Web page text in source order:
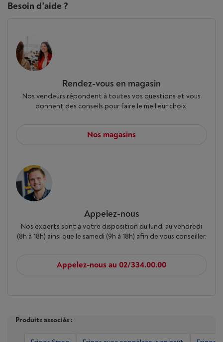
Besoin d'aide ?
Rendez-vous en magasin
Nos vendeurs répondent à toutes vos questions et vous
donnent des conseils pour faire le meilleur choix.
Nos magasins
Appelez-nous
Nos experts sont à votre disposition du lundi au vendredi
(8h à 18h) ainsi que le samedi (9h à 18h) afin de vous conseiller.
Appelez-nous au 02/334.00.00
Produits associés :